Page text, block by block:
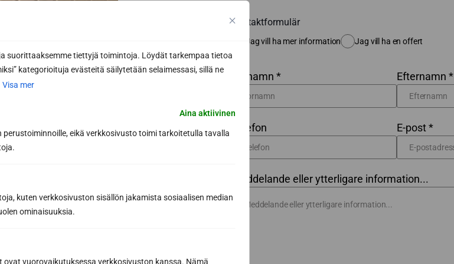
suorittaaksemme tiettyjä toimintoja. Löydät tarkempaa tietoa
kategorioituja evästeitä säilytetään selaimessasi, sillä ne
Visa mer
Aina aktiivinen
eikä verkkosivusto toimi tarkoitetulla tavalla
kuten verkkosivuston sisällön jakamista sosiaalisen median
ominaisuuksia.
vuorovaikutuksessa verkkosivuston kanssa. Nämä
Kontaktformulär
Jag vill ha mer information Jag vill ha en offert
Förnamn * Efternamn *
Telefon E-post *
Meddelande eller ytterligare information...